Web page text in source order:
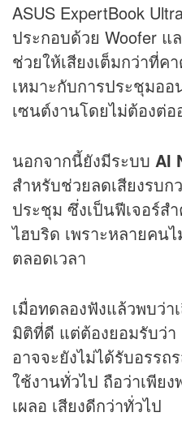
ASUS ExpertBook
ประกอบด้วย Woofer แ
ช่วยให้เสียงเต็มกว่าที่ค
เหมาะกับการประชุมอ
เซนต์งานโดยไม่ต้องต่
นอกจากนี้ยังมีระบบ AI
สำหรับช่วยลดเสียงรบก
ประชุม ซึ่งเป็นฟีเจอร์
ไฮบริด เพราะหลายคน
ตลอดเวลา
เมื่อทดลองฟังแล้วพบว่า
มิติที่ดี แต่ต้องยอมรับว่า
อาจจะยังไม่ได้รับอรร
ใช้งานทั่วไป ถือว่าเพีย
เผลอ เสียงดีกว่าทั่วไป